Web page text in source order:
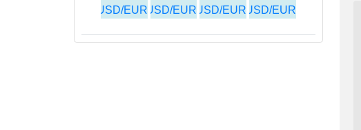
USD/EUR
USD/EUR
USD/EUR
USD/EUR